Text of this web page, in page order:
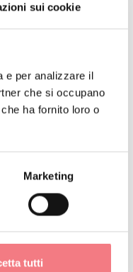
sui cookie
e per analizzare il
che si occupano
ha fornito loro o
Marketing
tutti
Cascata
San